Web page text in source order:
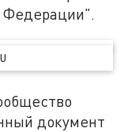
Федерации".
документ